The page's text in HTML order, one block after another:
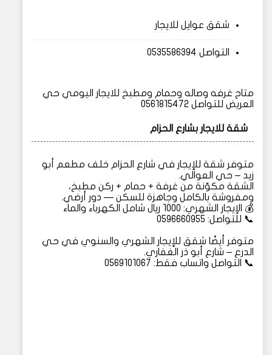
شقق عوايل للايجار
التواصل 0535586394
متاح غرفه وصاله وحمام ومطبخ للايجار اليومي حي
العريض للتواصل 0561815472
شقة للايجار بشارع الحزام
متوفر شقة للإيجار في شارع الحزام خلف مطعم أبو
زيد – حي العوالي.
الشقة مكوّنة من غرفة + حمام + ركن مطبخ،
ومفروشة بالكامل وجاهزة للسكن — دور أرضي.
💰 الإيجار الشهري: 1000 ريال شامل الكهرباء والماء
📞 للتواصل: 0596660955
متوفر أيضًا شقق للإيجار الشهري والسنوي في حي
الدرع – شارع أبو ذر الغفاري.
📞 التواصل واتساب فقط: 0569101067